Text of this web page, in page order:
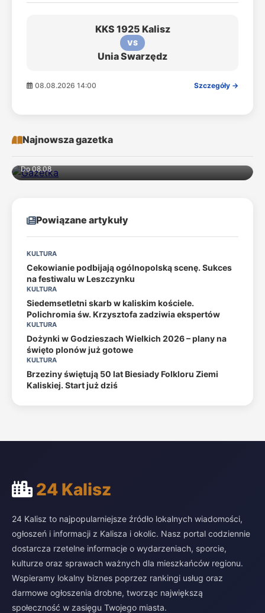
KKS 1925 Kalisz
VS
Unia Swarzędz
08.08.2026 14:00 Szczegóły →
Najnowsza gazetka
Do 08.08
Powiązane artykuły
KULTURA
Cekowianie podbijają ogólnopolską scenę. Sukces
na festiwalu w Leszczynku
KULTURA
Siedemsetletni skarb w kaliskim kościele.
Polichromia św. Krzysztofa zadziwia ekspertów
KULTURA
Dożynki w Godzieszach Wielkich 2026 – plany na
święto plonów już gotowe
KULTURA
Brzeziny świętują 50 lat Biesiady Folkloru Ziemi
Kaliskiej. Start już dziś
24 Kalisz
24 Kalisz to najpopularniejsze źródło lokalnych wiadomości,
ogłoszeń i informacji z Kalisza i okolic. Nasz portal codziennie
dostarcza rzetelne informacje o wydarzeniach, sporcie,
kulturze oraz sprawach ważnych dla mieszkańców regionu.
Wspieramy lokalny biznes poprzez rankingi usług oraz
darmowe ogłoszenia drobne, tworząc największą
społeczność w zasięgu Twojego miasta.